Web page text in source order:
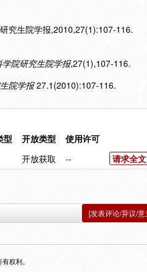
究生院学报,2010,27(1):107-116.
学院研究生院学报,27(1),107-116.
院学报27.1(2010):107-116.
型 开放类型
使用许可
开放获取 -- 请求全文
[发表评论/异议/意
权利。